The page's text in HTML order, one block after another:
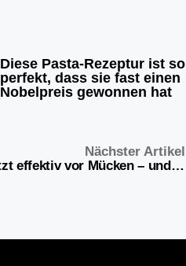
Diese Pasta-Rezeptur ist so
perfekt, dass sie fast einen
Nobelpreis gewonnen hat
Nächster Artikel
Diese Pflanze schützt effektiv vor Mücken – und es ist nicht Zitronengras